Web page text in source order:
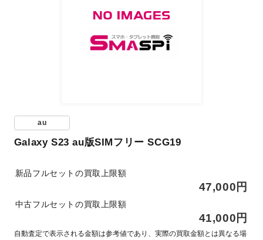
au
Galaxy S23 au版SIMフリー SCG19
新品フルセットの買取上限額
47,000円
中古フルセットの買取上限額
41,000円
自動査定で表示される金額は参考値であり、実際の買取金額とは異なる場